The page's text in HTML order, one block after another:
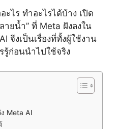
ะไร ทำอะไรได้บ้าง เปิด
ายน้ำ” ที่ Meta ฝังลงใน
จึงเป็นเรื่องที่ทั้งผู้ใช้งาน
ก่อนนำไปใช้จริง
Meta AI